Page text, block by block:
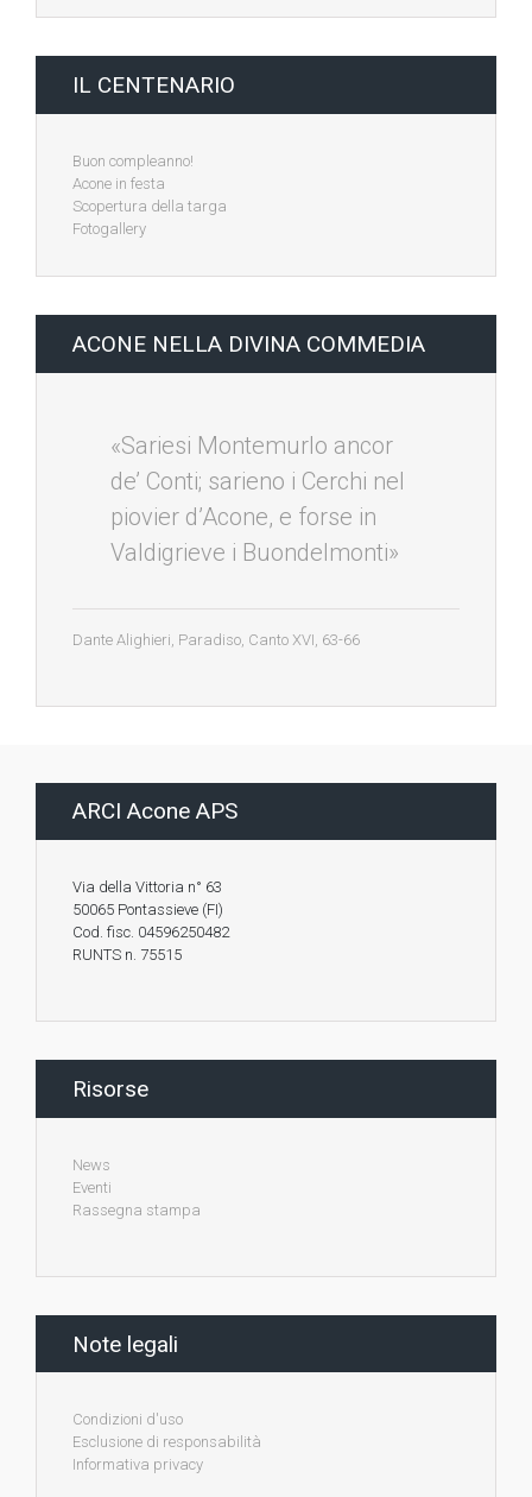
IL CENTENARIO
Buon compleanno!
Acone in festa
Scopertura della targa
Fotogallery
ACONE NELLA DIVINA COMMEDIA
«Sariesi Montemurlo ancor
de’ Conti; sarieno i Cerchi nel
piovier d’Acone, e forse in
Valdigrieve i Buondelmonti»
Dante Alighieri, Paradiso, Canto XVI, 63-66
ARCI Acone APS
Via della Vittoria n° 63
50065 Pontassieve (FI)
Cod. fisc. 04596250482
RUNTS n. 75515
Risorse
News
Eventi
Rassegna stampa
Note legali
Condizioni d'uso
Esclusione di responsabilità
Informativa privacy